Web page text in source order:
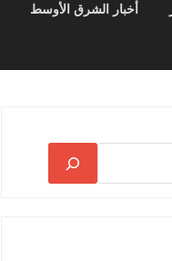
أخبار الشرق الأوسط